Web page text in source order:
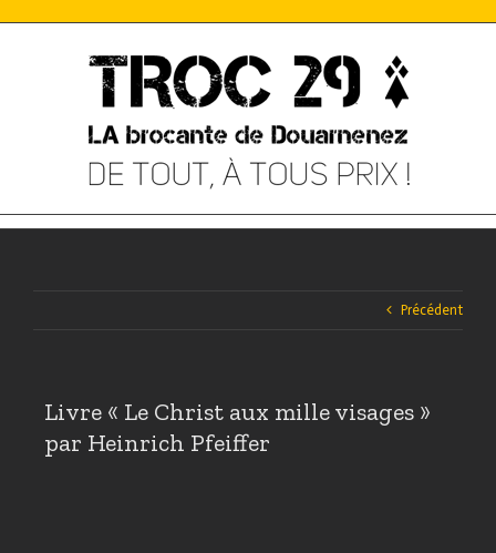
Précédent
Livre « Le Christ aux mille visages »
par Heinrich Pfeiffer